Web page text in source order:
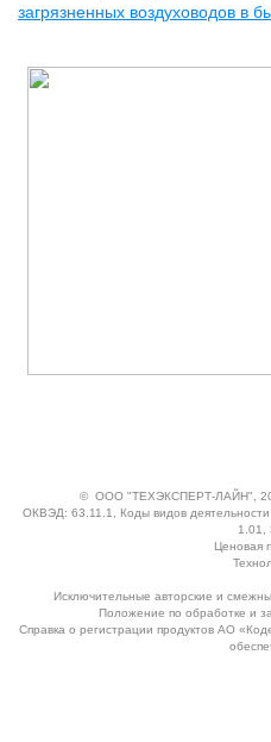
загрязненных воздуховодов в
© ООО "ТЕХЭКСПЕРТ-ЛАЙН" ,
ОКВЭД: 63.11.1, Коды видов
1.01,
Ценовая
Исключительные авторские и
Положение по обработке и
Справка о регистрации продуктов АО